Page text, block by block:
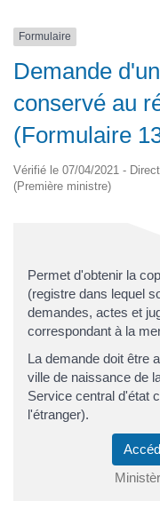
Formulaire
Demande
conservé au
(Formulaire
Vérifié le 07/04/2021 -
(Première ministre)
Permet d'obtenir la
(registre dans lequel
demandes, actes et
correspondant à la
La demande doit être
ville de naissance de
Service central d'état
l'étranger).